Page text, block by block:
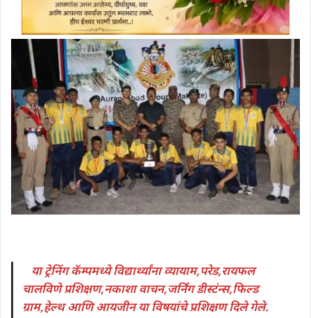
या ट्रेनिंग कॅम्पमध्ये विद्यार्थ्यांना व्यायाम,परेड,रायफल
चालविणे प्रशिक्षण,नकाशा वाचन,जर्निंग डीस्टंन्स,फिल्ड
ग्राम,हेल्थ आणि आयजीन या विषयांचे प्रशिक्षण दिले गेले.